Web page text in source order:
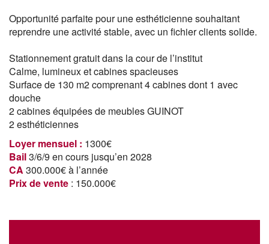
Opportunité parfaite pour une esthéticienne souhaitant
reprendre une activité stable, avec un fichier clients solide.
Stationnement gratuit dans la cour de l’institut
Calme, lumineux et cabines spacieuses
Surface de 130 m2 comprenant 4 cabines dont 1 avec
douche
2 cabines équipées de meubles GUINOT
2 esthéticiennes
Loyer mensuel : 1300€
Bail3/6/9 en cours jusqu’en 2028
CA 300.000€ à l’année
Prix de vente : 150.000€